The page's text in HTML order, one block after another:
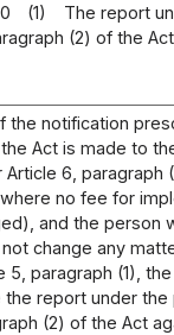
(1)
The report
(2) of the
the notification
the Act is made to
Article 6,
no fee for
and the person
change any
5, paragraph (1),
the report under the
(2) of the Act